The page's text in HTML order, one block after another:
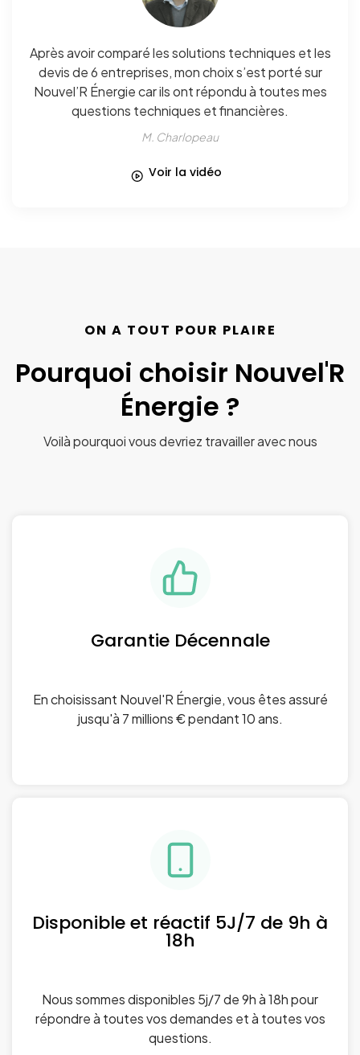
Après avoir comparé les solutions techniques et les
devis de 6 entreprises, mon choix s’est porté sur
Nouvel’R Énergie car ils ont répondu à toutes mes
questions techniques et financières.
M. Charlopeau
Voir la vidéo
ON A TOUT POUR PLAIRE
Pourquoi choisir Nouvel'R
Énergie ?
Voilà pourquoi vous devriez travailler avec nous
Garantie Décennale
En choisissant Nouvel'R Énergie, vous êtes assuré
jusqu'à 7 millions € pendant 10 ans.
Disponible et réactif 5J/7 de 9h à
18h
Nous sommes disponibles 5j/7 de 9h à 18h pour
répondre à toutes vos demandes et à toutes vos
questions.